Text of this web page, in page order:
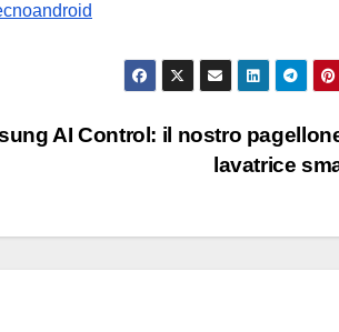
AI Control: il nostro
lavatrice